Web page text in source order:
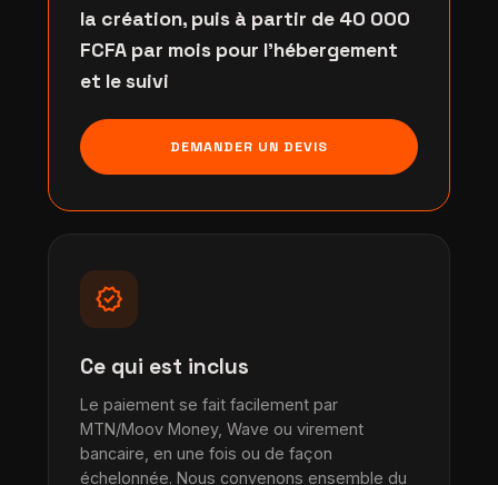
la création, puis à partir de 40 000
FCFA par mois pour l'hébergement
et le suivi
DEMANDER UN DEVIS
verified
Ce qui est inclus
Le paiement se fait facilement par
MTN/Moov Money, Wave ou virement
bancaire, en une fois ou de façon
échelonnée. Nous convenons ensemble du